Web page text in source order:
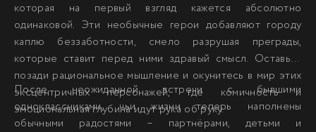
которая на первый взгляд кажется абсолютно
одинаковой. Эти необычные герои добавляют городу
каплю беззаботности, смело разрушая преграды,
которые ставит перед ними здравый смысл. Оставьте
позади рациональное мышление и окунитесь в мир этих
эксцентричных персонажей, где комичность и
эмоциональная глубина идут рука об руку.
После неожиданной встречи с бывшими
одноклассниками, чьи жизни теперь наполнены
обычными радостями – партнёрами, детьми и